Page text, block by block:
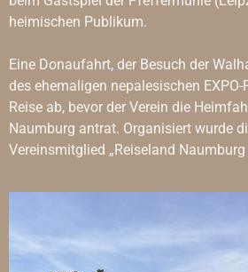
heimischen Publikum.
Eine Donaufahrt, der Besuch der
des ehemaligen nepalesischen
Reise ab, bevor der Verein die
Naumburg antrat. Organisiert wurde
Vereinsmitglied „Reiseland Naumburg